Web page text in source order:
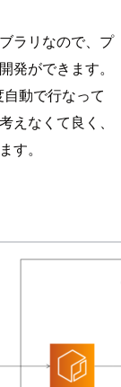
ラリなので、プ
発ができます。
動で行なって
えなくて良く、
す。